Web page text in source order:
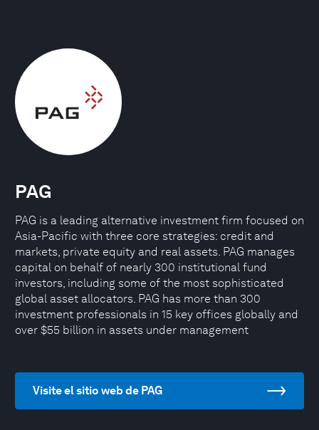
PAG
PAG is a leading alternative investment firm focused on
Asia-Pacific with three core strategies: credit and
markets, private equity and real assets. PAG manages
capital on behalf of nearly 300 institutional fund
investors, including some of the most sophisticated
global asset allocators. PAG has more than 300
investment professionals in 15 key offices globally and
over $55 billion in assets under management
Visite el sitio web de PAG